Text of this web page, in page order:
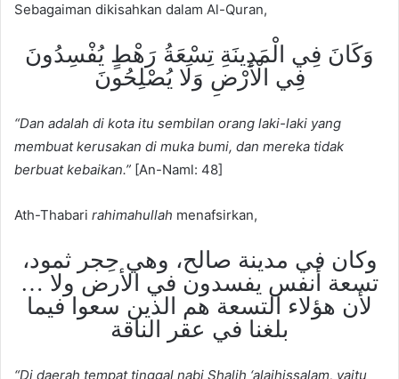
Sebagaiman dikisahkan dalam Al-Quran,
وَكَانَ فِي الْمَدِينَةِ تِسْعَةُ رَهْطٍ يُفْسِدُونَ
فِي الْأَرْضِ وَلَا يُصْلِحُونَ
“Dan adalah di kota itu sembilan orang laki-laki yang
membuat kerusakan di muka bumi, dan mereka tidak
berbuat kebaikan.” [An-Naml: 48]
Ath-Thabari rahimahullah menafsirkan,
وكان في مدينة صالح، وهي حِجر ثمود،
تسعة أنفس يفسدون في الأرض ولا …
لأن هؤلاء التسعة هم الذين سعوا فيما
بلغنا في عقر الناقة
“Di daerah tempat tinggal nabi Shalih ‘alaihissalam, yaitu